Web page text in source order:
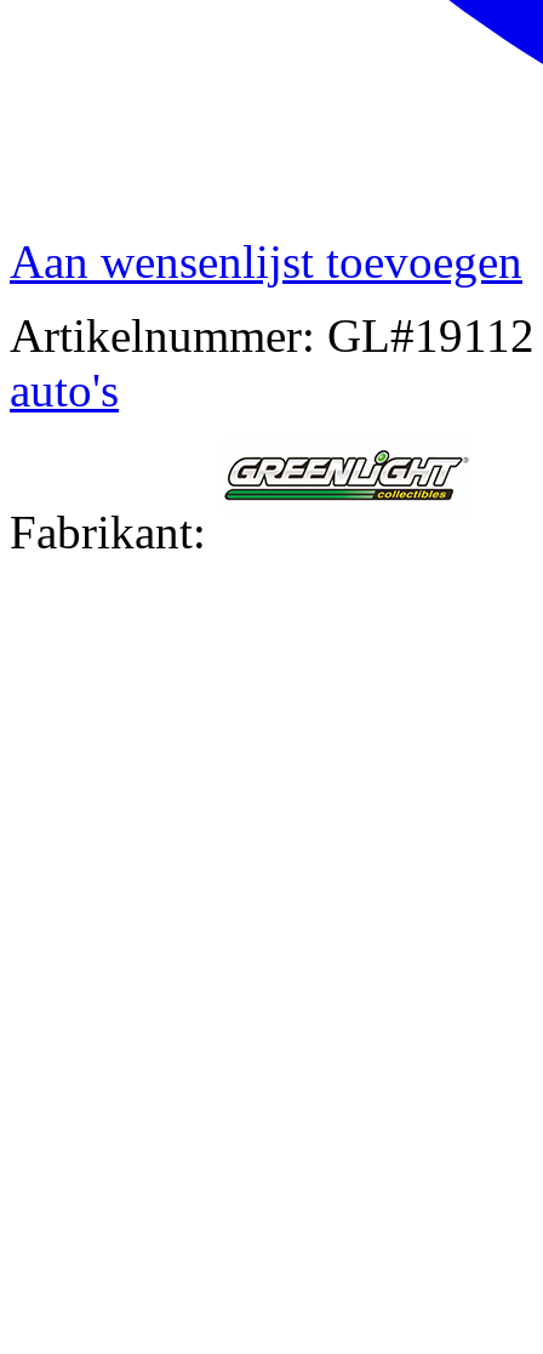
Aan wensenlijst toevoegen
Artikelnummer: GL#19112
auto's
Fabrikant: